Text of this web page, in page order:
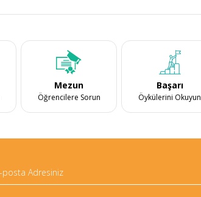
Mezun
Öğrencilere Sorun
Başarı
Öykülerini Okuyun